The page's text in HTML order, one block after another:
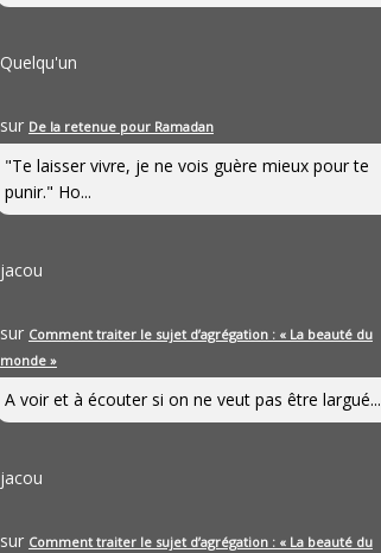
Quelqu'un
sur De la retenue pour Ramadan
"Te laisser vivre, je ne vois guère mieux pour te
punir." Ho...
jacou
sur Comment traiter le sujet d’agrégation : « La beauté du
monde »
A voir et à écouter si on ne veut pas être largué...
jacou
sur Comment traiter le sujet d’agrégation : « La beauté du